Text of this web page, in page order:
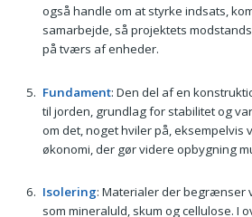
også handle om at styrke indsats,
samarbejde, så projektets
på tværs af enheder.
Fundament: Den del af en
til jorden, grundlag for stabilitet og
om det, noget hviler på, eksempelvis
økonomi, der gør videre opbygning
Isolering: Materialer der begrænser
som mineraluld, skum og cellulose. I